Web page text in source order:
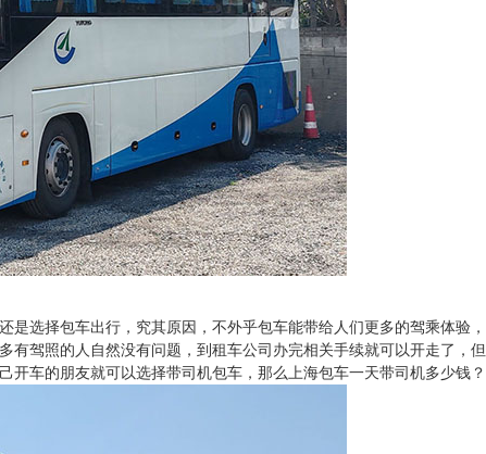
是选择包车出行，究其原因，不外乎包车能带给人们更多的驾乘体验，
有驾照的人自然没有问题，到租车公司办完相关手续就可以开走了，但
开车的朋友就可以选择带司机包车，那么上海包车一天带司机多少钱？